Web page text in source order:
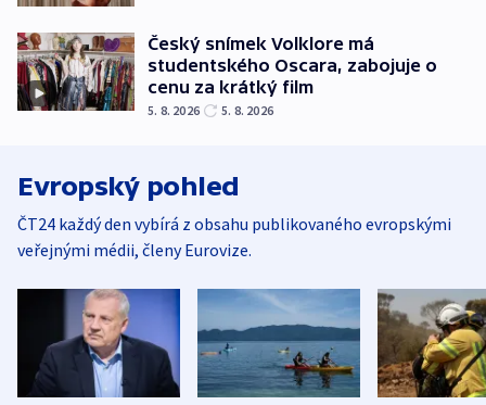
Český snímek Volklore má
studentského Oscara, zabojuje o
cenu za krátký film
5. 8. 2026 5. 8. 2026
Evropský pohled
ČT24 každý den vybírá z obsahu publikovaného evropskými
veřejnými médii, členy Eurovize.